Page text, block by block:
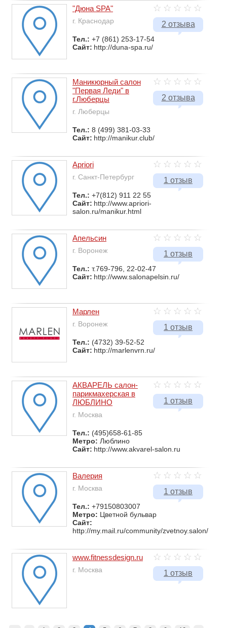
2 отзыва
"Дюна SPA"
г. Краснодар
Тел.: +7 (861) 253-17-54
Сайт: http://duna-spa.ru/
2 отзыва
Маникюрный салон
"Первая Леди" в
г.Люберцы
г. Люберцы
Тел.: 8 (499) 381-03-33
Сайт: http://manikur.club/
1 отзыв
Apriori
г. Санкт-Петербург
Тел.: +7(812) 911 22 55
Сайт: http://www.apriori-
salon.ru/manikur.html
1 отзыв
Апельсин
г. Воронеж
Тел.: т.769-796, 22-02-47
Сайт: http://www.salonapelsin.ru/
1 отзыв
Марлен
г. Воронеж
Тел.: (4732) 39-52-52
Сайт: http://marlenvrn.ru/
1 отзыв
АКВАРЕЛЬ салон-
парикмахерская в
ЛЮБЛИНО
г. Москва
Тел.: (495)658-61-85
Метро: Люблино
Сайт: http://www.akvarel-salon.ru
1 отзыв
Валерия
г. Москва
Тел.: +79150803007
Метро: Цветной бульвар
Сайт:
http://my.mail.ru/community/zvetnoy.salon/
1 отзыв
www.fitnessdesign.ru
г. Москва